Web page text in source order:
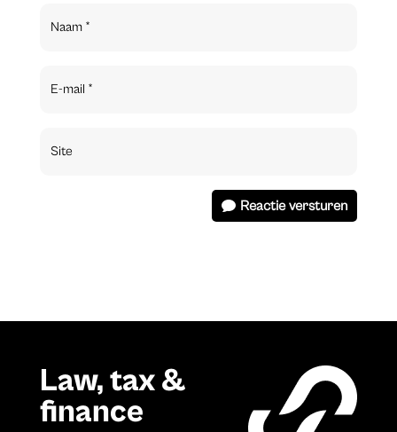
Reactie versturen
Law, tax &
finance